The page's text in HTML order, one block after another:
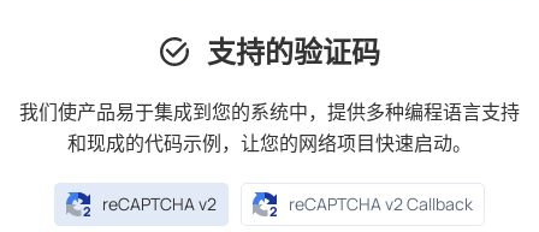
支持的验证码
我们使产品易于集成到您的系统中，提供多种编程语言支持
和现成的代码示例，让您的网络项目快速启动。
reCAPTCHA v2 reCAPTCHA v2 Callback